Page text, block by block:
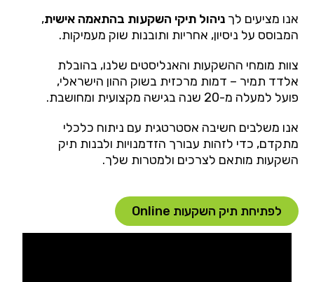
אנו מציעים לךניהול תיקי השקעות בהתאמה אישית,
המבוסס על ניסיון, אחריות ותובנות שוק מעמיקות.
צוות מומחי ההשקעות והאנליסטים שלנו, בהובלת
אלדד תמיר – דמות מרכזית בשוק ההון הישראלי,
פועל למעלה מ-20 שנה בגישה מקצועית ומחושבת.
אנו משלבים חשיבה אסטרטגית עם ניתוח כלכלי
מתקדם, כדי לזהות עבורך הזדמנויות ולבנות תיק
השקעות מותאם לצרכים ולמטרות שלך.
לפתיחת תיק השקעות Online